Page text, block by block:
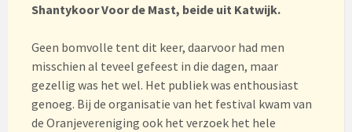
Shantykoor Voor de Mast, beide uit Katwijk.
Geen bomvolle tent dit keer, daarvoor had men
misschien al teveel gefeest in die dagen, maar
gezellig was het wel. Het publiek was enthousiast
genoeg. Bij de organisatie van het festival kwam van
de Oranjevereniging ook het verzoek het hele